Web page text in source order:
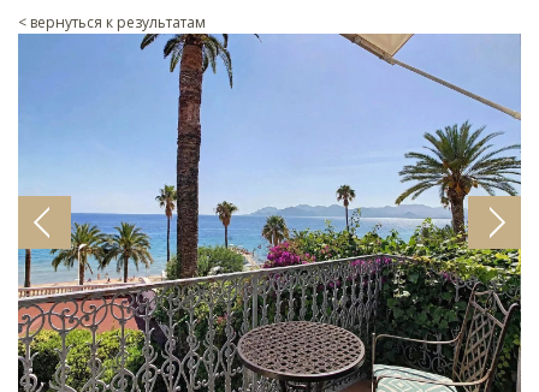
< вернуться к результатам